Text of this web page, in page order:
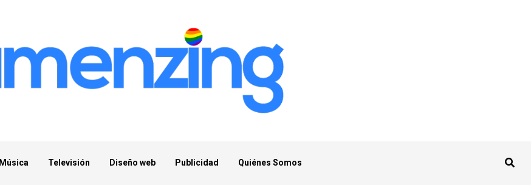
Música Televisión Diseño web Publicidad Quiénes Somos